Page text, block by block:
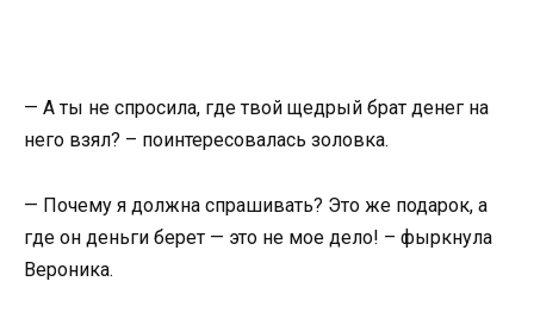
— А ты не спросила, где твой щедрый брат денег на
него взял? – поинтересовалась золовка.
— Почему я должна спрашивать? Это же подарок, а
где он деньги берет — это не мое дело! – фыркнула
Вероника.